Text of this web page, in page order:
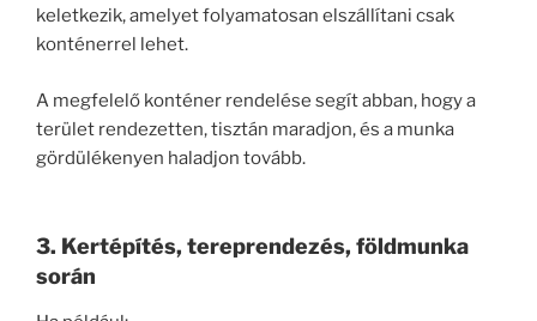
keletkezik, amelyet folyamatosan elszállítani csak
konténerrel lehet.
A megfelelő konténer rendelése segít abban, hogy a
terület rendezetten, tisztán maradjon, és a munka
gördülékenyen haladjon tovább.
3. Kertépítés, tereprendezés, földmunka
során